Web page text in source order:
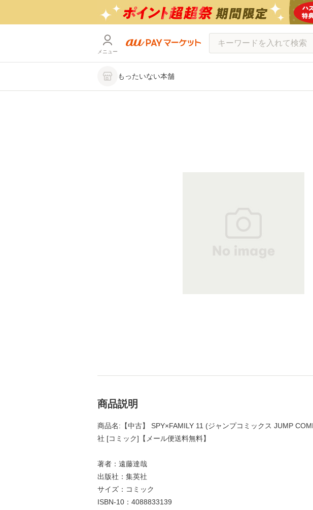
メニュー
もったいない本舗
商品説明
商品名:【中古】 SPY×FAMILY 11 (ジャンプコミックス JUMP
社 [コミック]【メール便送料無料】
著者：遠藤達哉
出版社：集英社
サイズ：コミック
ISBN-10：4088833139